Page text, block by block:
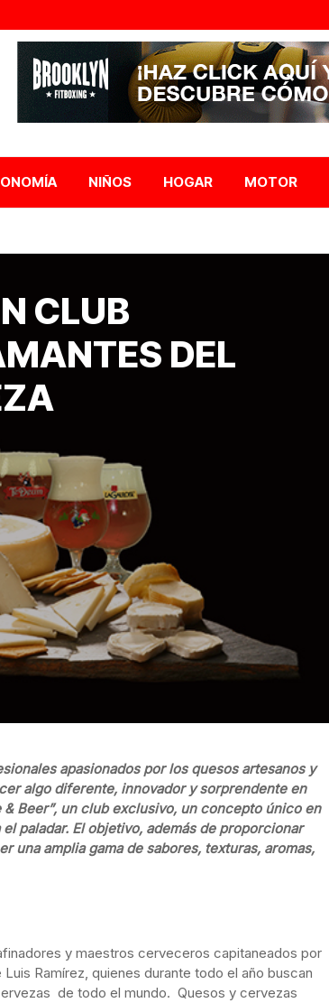
NIÑOS HOGAR MOTOR
CLUB
DEL
apasionados por los quesos artesanos y
algo diferente, innovador y sorprendente en
Beer”, un club exclusivo, un concepto único en
paladar. El objetivo, además de proporcionar
una amplia gama de sabores, texturas, aromas,
y maestros cerveceros capitaneados por
Ramírez, quienes durante todo el año buscan
de todo el mundo. Quesos y cervezas